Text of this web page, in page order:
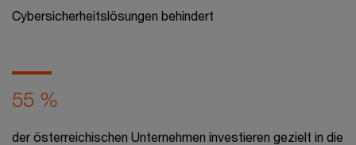
Cybersicherheitslösungen behindert
55 %
der österreichischen Unternehmen investieren gezielt in die